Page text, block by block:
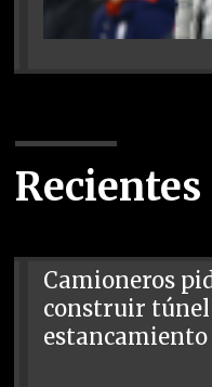
Recientes
Camioneros
construir